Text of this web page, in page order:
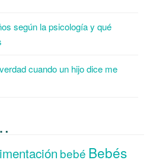
según la psicología y qué
cuando un hijo dice me
bebé Bebés